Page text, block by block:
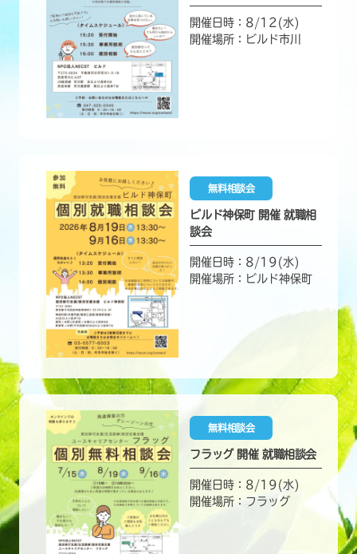
開催日時：8/12(水)
開催場所：ビルド市川
無料相談会
ビルド神保町 開催 就職相
談会
開催日時：8/19(水)
開催場所：ビルド神保町
無料相談会
フラッグ 開催 就職相談会
開催日時：8/19(水)
開催場所：フラッグ